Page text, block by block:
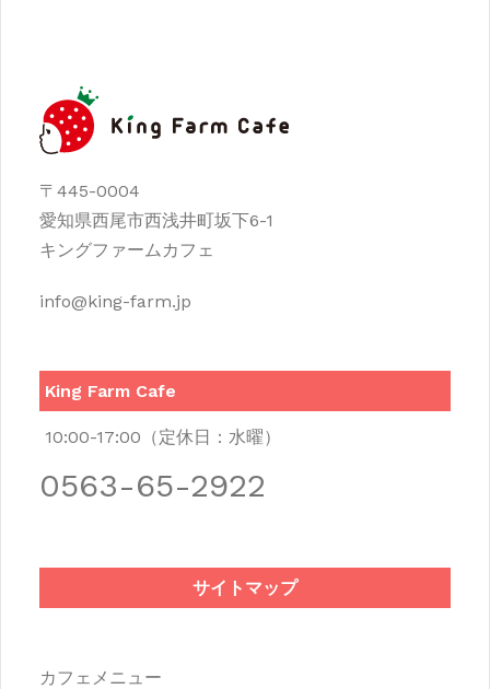
〒445-0004
愛知県西尾市西浅井町坂下6-1
キングファームカフェ
info@king-farm.jp
King Farm Cafe
10:00-17:00（定休日：水曜）
0563-65-2922
サイトマップ
カフェメニュー